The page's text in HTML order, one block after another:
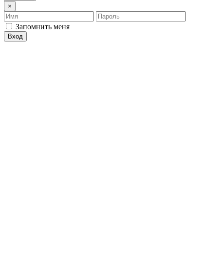
×
Имя
Пароль
Запомнить меня
Вход